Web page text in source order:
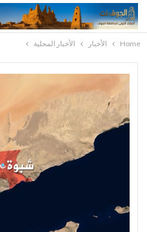
Home الأخبار الأخبار المحلية